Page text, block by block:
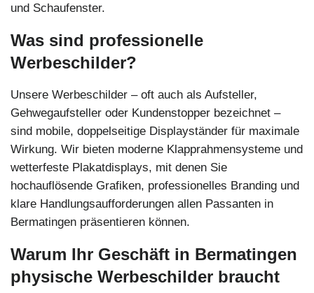
und Schaufenster.
Was sind professionelle
Werbeschilder?
Unsere Werbeschilder – oft auch als Aufsteller,
Gehwegaufsteller oder Kundenstopper bezeichnet –
sind mobile, doppelseitige Displayständer für maximale
Wirkung. Wir bieten moderne Klapprahmensysteme und
wetterfeste Plakatdisplays, mit denen Sie
hochauflösende Grafiken, professionelles Branding und
klare Handlungsaufforderungen allen Passanten in
Bermatingen präsentieren können.
Warum Ihr Geschäft in Bermatingen
physische Werbeschilder braucht